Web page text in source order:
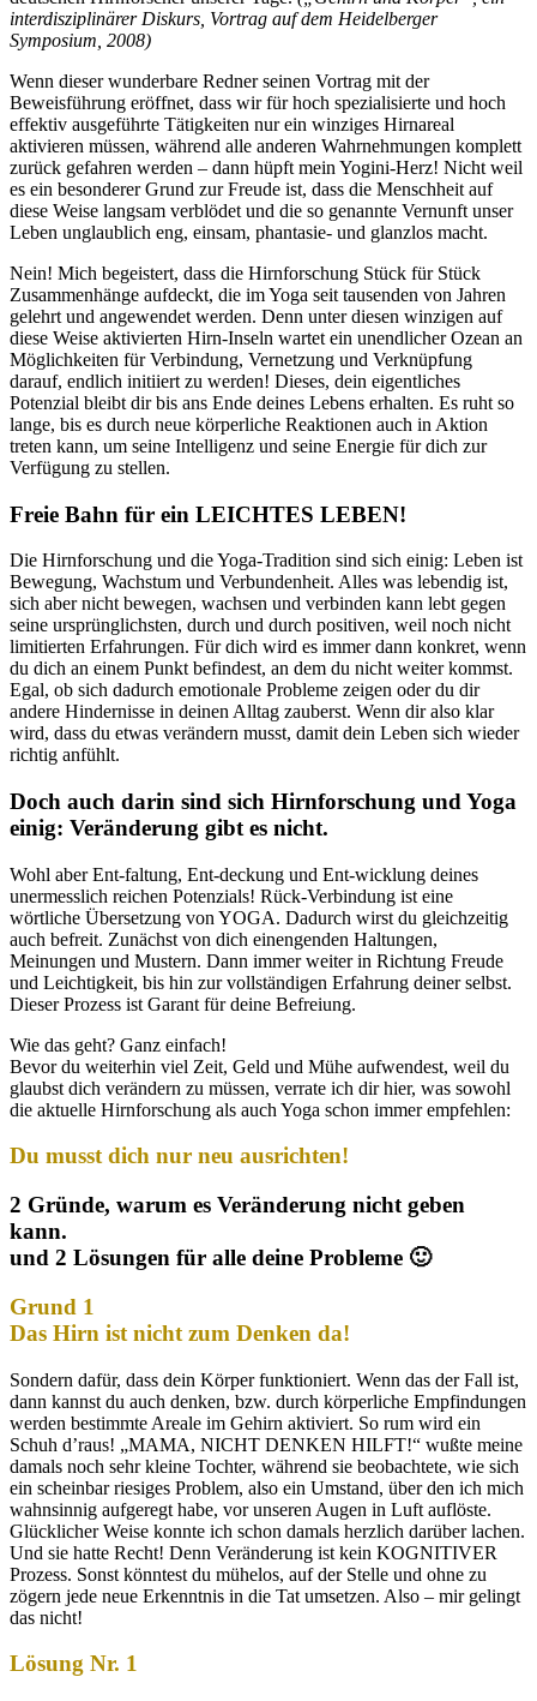
interdisziplinärer Diskurs, Vortrag auf dem Heidelberger
Symposium, 2008)
Wenn dieser wunderbare Redner seinen Vortrag mit der
Beweisführung eröffnet, dass wir für hoch spezialisierte und hoch
effektiv ausgeführte Tätigkeiten nur ein winziges Hirnareal
aktivieren müssen, während alle anderen Wahrnehmungen komplett
zurück gefahren werden – dann hüpft mein Yogini-Herz! Nicht weil
es ein besonderer Grund zur Freude ist, dass die Menschheit auf
diese Weise langsam verblödet und die so genannte Vernunft unser
Leben unglaublich eng, einsam, phantasie- und glanzlos macht.
Nein! Mich begeistert, dass die Hirnforschung Stück für Stück
Zusammenhänge aufdeckt, die im Yoga seit tausenden von Jahren
gelehrt und angewendet werden. Denn unter diesen winzigen auf
diese Weise aktivierten Hirn-Inseln wartet ein unendlicher Ozean an
Möglichkeiten für Verbindung, Vernetzung und Verknüpfung
darauf, endlich initiiert zu werden! Dieses, dein eigentliches
Potenzial bleibt dir bis ans Ende deines Lebens erhalten. Es ruht so
lange, bis es durch neue körperliche Reaktionen auch in Aktion
treten kann, um seine Intelligenz und seine Energie für dich zur
Verfügung zu stellen.
Freie Bahn für ein LEICHTES LEBEN!
Die Hirnforschung und die Yoga-Tradition sind sich einig: Leben ist
Bewegung, Wachstum und Verbundenheit. Alles was lebendig ist,
sich aber nicht bewegen, wachsen und verbinden kann lebt gegen
seine ursprünglichsten, durch und durch positiven, weil noch nicht
limitierten Erfahrungen. Für dich wird es immer dann konkret, wenn
du dich an einem Punkt befindest, an dem du nicht weiter kommst.
Egal, ob sich dadurch emotionale Probleme zeigen oder du dir
andere Hindernisse in deinen Alltag zauberst. Wenn dir also klar
wird, dass du etwas verändern musst, damit dein Leben sich wieder
richtig anfühlt.
Doch auch darin sind sich Hirnforschung und Yoga
einig: Veränderung gibt es nicht.
Wohl aber Ent-faltung, Ent-deckung und Ent-wicklung deines
unermesslich reichen Potenzials! Rück-Verbindung ist eine
wörtliche Übersetzung von YOGA. Dadurch wirst du gleichzeitig
auch befreit. Zunächst von dich einengenden Haltungen,
Meinungen und Mustern. Dann immer weiter in Richtung Freude
und Leichtigkeit, bis hin zur vollständigen Erfahrung deiner selbst.
Dieser Prozess ist Garant für deine Befreiung.
Wie das geht? Ganz einfach!
Bevor du weiterhin viel Zeit, Geld und Mühe aufwendest, weil du
glaubst dich verändern zu müssen, verrate ich dir hier, was sowohl
die aktuelle Hirnforschung als auch Yoga schon immer empfehlen:
Du musst dich nur neu ausrichten!
2 Gründe, warum es Veränderung nicht geben
kann.
und 2 Lösungen für alle deine Probleme 🙂
Grund 1
Das Hirn ist nicht zum Denken da!
Sondern dafür, dass dein Körper funktioniert. Wenn das der Fall ist,
dann kannst du auch denken, bzw. durch körperliche Empfindungen
werden bestimmte Areale im Gehirn aktiviert. So rum wird ein
Schuh d’raus! „MAMA, NICHT DENKEN HILFT!“ wußte meine
damals noch sehr kleine Tochter, während sie beobachtete, wie sich
ein scheinbar riesiges Problem, also ein Umstand, über den ich mich
wahnsinnig aufgeregt habe, vor unseren Augen in Luft auflöste.
Glücklicher Weise konnte ich schon damals herzlich darüber lachen.
Und sie hatte Recht! Denn Veränderung ist kein KOGNITIVER
Prozess. Sonst könntest du mühelos, auf der Stelle und ohne zu
zögern jede neue Erkenntnis in die Tat umsetzen. Also – mir gelingt
das nicht!
Lösung Nr. 1